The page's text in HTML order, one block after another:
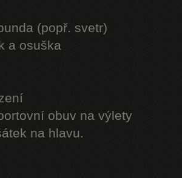
(popř. svetr)
a osuška
obuv na výlety
na hlavu.